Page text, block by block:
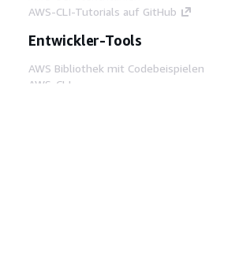
AWS-CLI-Tutorials auf GitHub
Entwickler-Tools
AWS Bibliothek mit Codebeispielen
AWS-CLI